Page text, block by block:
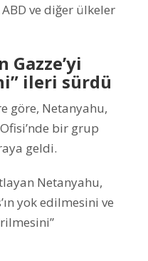
ve diğer ülkeler
ileri sürdü
göre, Netanyahu,
bir grup
geldi.
Netanyahu,
yok edilmesini ve